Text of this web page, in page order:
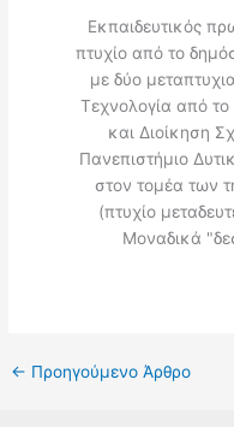
Εκπαιδευτικός
πτυχίο από το
με δύο
Τεχνολογία από
και Διοίκηση
Πανεπιστήμιο
στον τομέα των
(πτυχίο
Μοναδικά
← Προηγούμενο Άρθρο